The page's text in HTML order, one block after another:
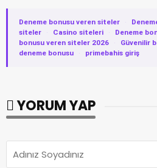
Deneme bonusu veren siteler ·
siteler
· Casino siteleri · Deneme
bonusu veren siteler 2026
· Güvenilir
deneme bonusu
· primebahis giriş
YORUM YAP